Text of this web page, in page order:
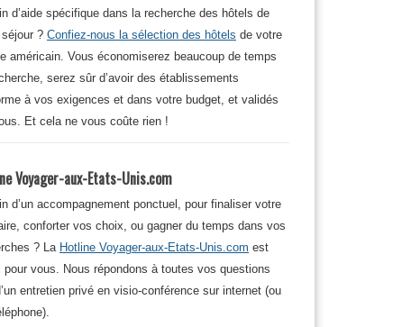
d’aide spécifique dans la recherche des hôtels de
? Confiez-nous la sélection des hôtels de votre
américain. Vous économiserez beaucoup de temps
serez sûr d’avoir des établissements
à vos exigences et dans votre budget, et validés
Et cela ne vous coûte rien !
Voyager-aux-Etats-Unis.com
d’un accompagnement ponctuel, pour finaliser votre
conforter vos choix, ou gagner du temps dans vos
? La Hotline Voyager-aux-Etats-Unis.com est
pour vous. Nous répondons à toutes vos questions
entretien privé en visio-conférence sur internet (ou